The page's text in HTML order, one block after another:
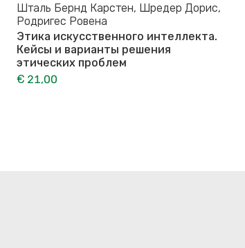
Шталь Бернд Карстен, Шредер Дорис,
Родригес Ровена
Этика искусственного интеллекта.
Кейсы и варианты решения
этических проблем
€ 21,00